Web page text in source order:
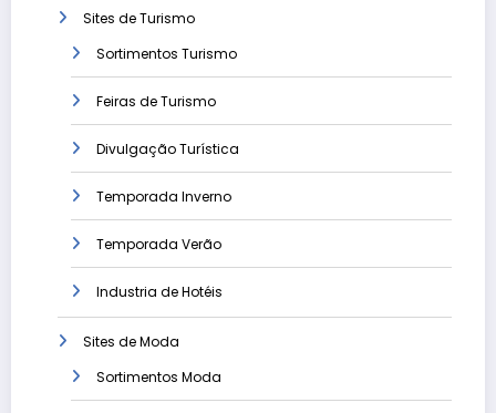
Sites de Turismo
Sortimentos Turismo
Feiras de Turismo
Divulgação Turística
Temporada Inverno
Temporada Verão
Industria de Hotéis
Sites de Moda
Sortimentos Moda